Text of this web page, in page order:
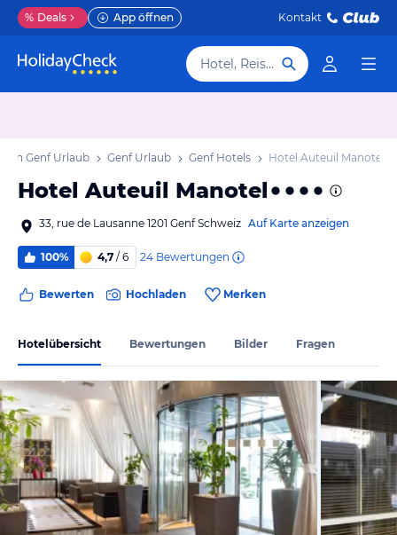
% Deals App öffnen Kontakt
Hotel, Reiseziel
Genf Urlaub Genf Urlaub Genf Hotels Hotel Auteuil Manotel
Hotel Auteuil Manotel
33, rue de Lausanne 1201 Genf Schweiz Auf Karte anzeigen
100% 4,7 / 6 24 Bewertungen
Bewerten Hochladen Merken
Hotelübersicht Bewertungen Bilder Fragen